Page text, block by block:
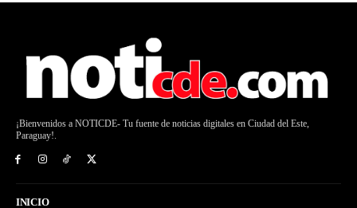
¡Bienvenidos a NOTICDE- Tu fuente de noticias digitales en Ciudad del Este,
Paraguay!.
INICIO